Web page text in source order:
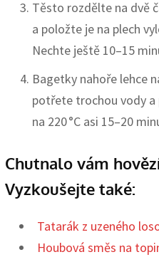
Těsto rozdělte na dvě
a položte je na plech
Nechte ještě 10–15
Bagetky nahoře lehce
potřete trochou vody
na 220 °C asi 15–20
Chutnalo vám
Vyzkoušejte také:
Tatarák z uzeného
Houbová směs na